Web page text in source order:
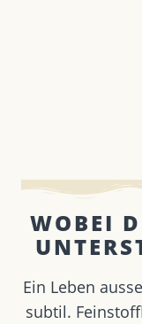
WOBEI
Ein Leben
subtil.